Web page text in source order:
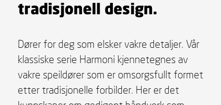
tradisjonell design.
Dører for deg som elsker vakre detaljer. Vår
klassiske serie Harmoni kjennetegnes av
vakre speildører som er omsorgsfullt formet
etter tradisjonelle forbilder. Her er det